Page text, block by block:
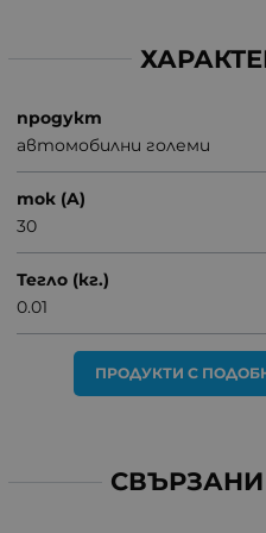
продукт
автомобилни големи
ток (A)
30
Тегло (кг.)
0.01
ПРОДУКТИ С